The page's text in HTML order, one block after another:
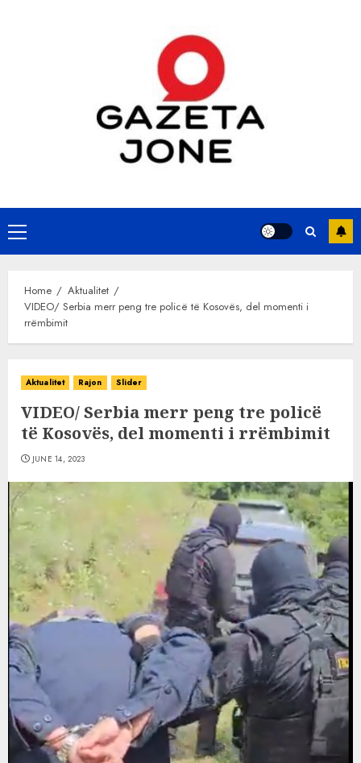
Primary
Menu
Home
Aktualitet
VIDEO/ Serbia merr peng tre policë të Kosovës, del momenti i
rrëmbimit
Aktualitet Rajon Slider
VIDEO/ Serbia merr peng tre policë
të Kosovës, del momenti i rrëmbimit
JUNE 14, 2023